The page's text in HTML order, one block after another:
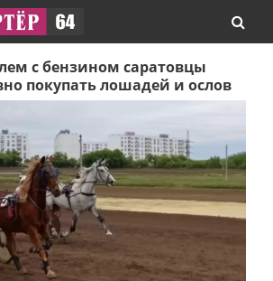
с бензином саратовцы
покупать лошадей и ослов